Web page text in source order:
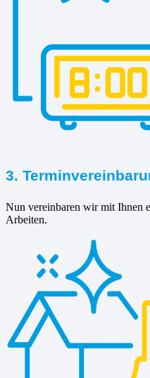
3.
Nun vereinbaren wir mit Ihnen
Arbeiten.